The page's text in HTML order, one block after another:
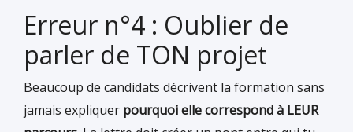
Erreur n°4 : Oublier de
parler de TON projet
Beaucoup de candidats décrivent la formation sans
jamais expliquer pourquoi elle correspond à LEUR